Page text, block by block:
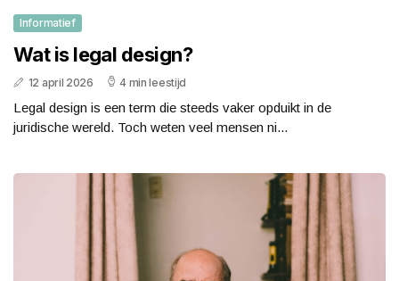
Informatief
Wat is legal design?
12 april 2026 4 min leestijd
Legal design is een term die steeds vaker opduikt in de
juridische wereld. Toch weten veel mensen ni...